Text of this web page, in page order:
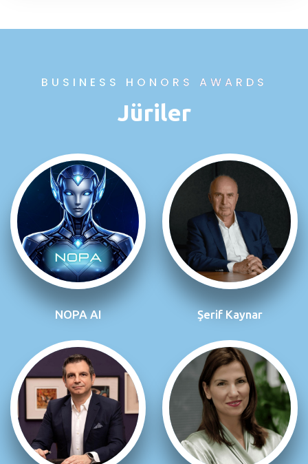
BUSINESS HONORS AWARDS
Jüriler
NOPA AI Şerif Kaynar